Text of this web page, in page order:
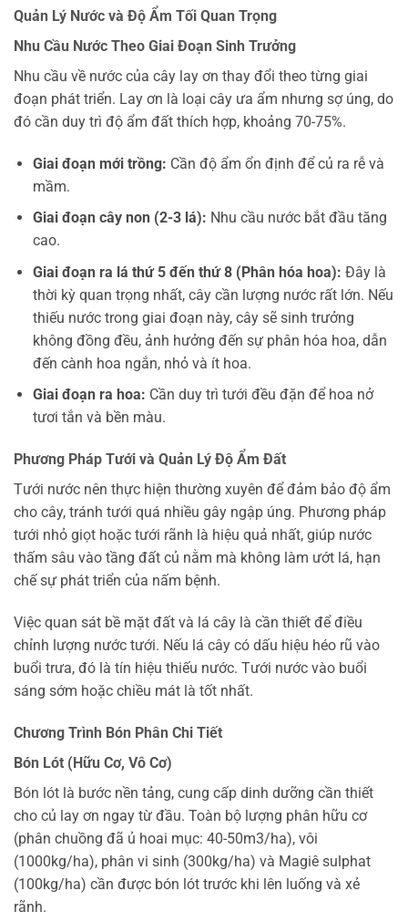
Quản Lý Nước và Độ Ẩm Tối Quan Trọng
Nhu Cầu Nước Theo Giai Đoạn Sinh Trưởng
Nhu cầu về nước của cây lay ơn thay đổi theo từng giai
đoạn phát triển. Lay ơn là loại cây ưa ẩm nhưng sợ úng, do
đó cần duy trì độ ẩm đất thích hợp, khoảng 70-75%.
Giai đoạn mới trồng: Cần độ ẩm ổn định để củ ra rễ và
mầm.
Giai đoạn cây non (2-3 lá): Nhu cầu nước bắt đầu tăng
cao.
Giai đoạn ra lá thứ 5 đến thứ 8 (Phân hóa hoa): Đây là
thời kỳ quan trọng nhất, cây cần lượng nước rất lớn. Nếu
thiếu nước trong giai đoạn này, cây sẽ sinh trưởng
không đồng đều, ảnh hưởng đến sự phân hóa hoa, dẫn
đến cành hoa ngắn, nhỏ và ít hoa.
Giai đoạn ra hoa: Cần duy trì tưới đều đặn để hoa nở
tươi tắn và bền màu.
Phương Pháp Tưới và Quản Lý Độ Ẩm Đất
Tưới nước nên thực hiện thường xuyên để đảm bảo độ ẩm
cho cây, tránh tưới quá nhiều gây ngập úng. Phương pháp
tưới nhỏ giọt hoặc tưới rãnh là hiệu quả nhất, giúp nước
thấm sâu vào tầng đất củ nằm mà không làm ướt lá, hạn
chế sự phát triển của nấm bệnh.
Việc quan sát bề mặt đất và lá cây là cần thiết để điều
chỉnh lượng nước tưới. Nếu lá cây có dấu hiệu héo rũ vào
buổi trưa, đó là tín hiệu thiếu nước. Tưới nước vào buổi
sáng sớm hoặc chiều mát là tốt nhất.
Chương Trình Bón Phân Chi Tiết
Bón Lót (Hữu Cơ, Vô Cơ)
Bón lót là bước nền tảng, cung cấp dinh dưỡng cần thiết
cho củ lay ơn ngay từ đầu. Toàn bộ lượng phân hữu cơ
(phân chuồng đã ủ hoai mục: 40-50m3/ha), vôi
(1000kg/ha), phân vi sinh (300kg/ha) và Magiê sulphat
(100kg/ha) cần được bón lót trước khi lên luống và xẻ
rãnh.